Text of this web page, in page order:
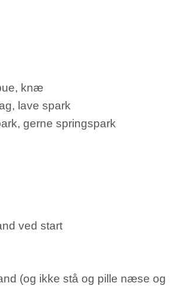
knæ
lave spark
gerne springspark
ved start
(og ikke stå og pille næse og